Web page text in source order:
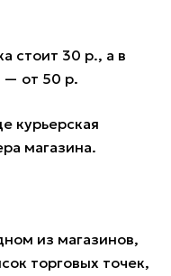
стоит 30 р., а в
— от 50 р.
курьерская
магазина.
из магазинов,
торговых точек,